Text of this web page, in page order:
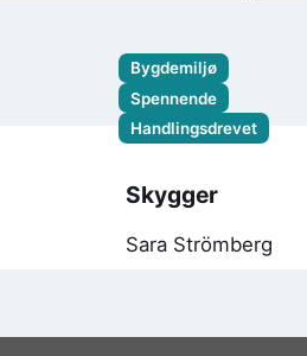
Bygdemiljø
Spennende
Handlingsdrevet
Skygger
Sara Strömberg